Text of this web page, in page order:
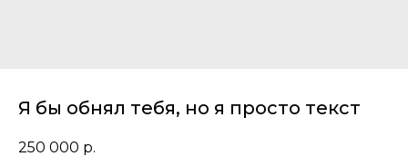
Я бы обнял тебя, но я просто текст
250 000 р.